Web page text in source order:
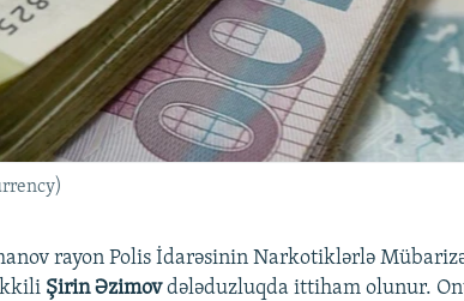
rayon Polis İdarəsinin Narkotiklərlə
Şirin Əzimovdələduzluqda ittiham olunur.